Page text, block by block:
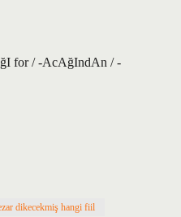
for / -AcAğIndAn / -
dikecekmiş hangi fiil